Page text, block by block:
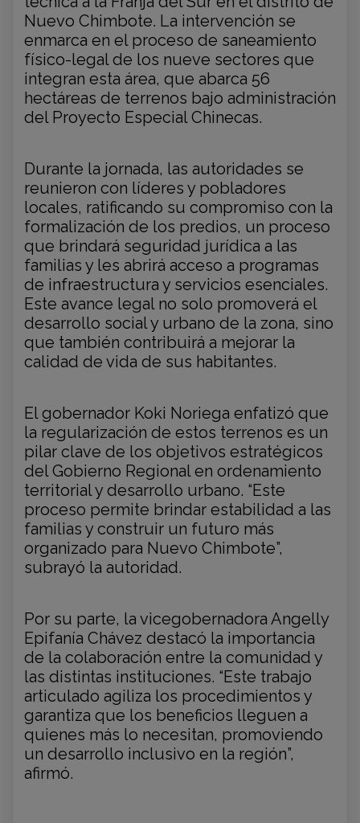
Nuevo Chimbote. La intervención se
enmarca en el proceso de saneamiento
físico-legal de los nueve sectores que
integran esta área, que abarca 56
hectáreas de terrenos bajo administración
del Proyecto Especial Chinecas.
Durante la jornada, las autoridades se
reunieron con líderes y pobladores
locales, ratificando su compromiso con la
formalización de los predios, un proceso
que brindará seguridad jurídica a las
familias y les abrirá acceso a programas
de infraestructura y servicios esenciales.
Este avance legal no solo promoverá el
desarrollo social y urbano de la zona, sino
que también contribuirá a mejorar la
calidad de vida de sus habitantes.
El gobernador Koki Noriega enfatizó que
la regularización de estos terrenos es un
pilar clave de los objetivos estratégicos
del Gobierno Regional en ordenamiento
territorial y desarrollo urbano. “Este
proceso permite brindar estabilidad a las
familias y construir un futuro más
organizado para Nuevo Chimbote”,
subrayó la autoridad.
Por su parte, la vicegobernadora Angelly
Epifanía Chávez destacó la importancia
de la colaboración entre la comunidad y
las distintas instituciones. “Este trabajo
articulado agiliza los procedimientos y
garantiza que los beneficios lleguen a
quienes más lo necesitan, promoviendo
un desarrollo inclusivo en la región”,
afirmó.